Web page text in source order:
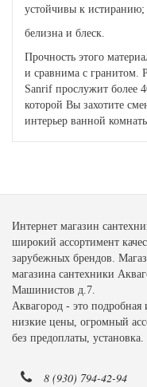
устойчивы к истиранию;
белизна и блеск.
Прочность этого
и сравнима с гранитом.
Sanrif прослужит более
которой Вы захотите
интерьер ванной
Интернет магазин
широкий ассортимент
зарубежных брендов.
магазина сантехники
Машинистов д.7.
Аквагород - это подробная
низкие цены, огромный
без предоплаты,
8 (930) 794-42-94